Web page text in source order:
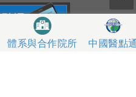
體系與合作院所 中國醫點